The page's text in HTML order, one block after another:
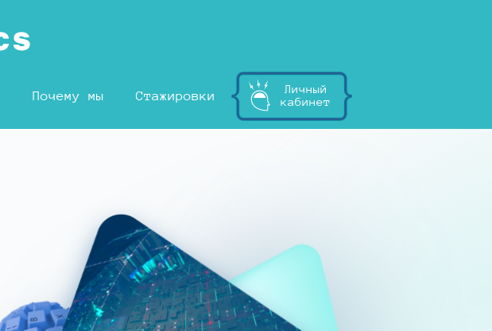
Почему мы Стажировки
Личный
кабинет